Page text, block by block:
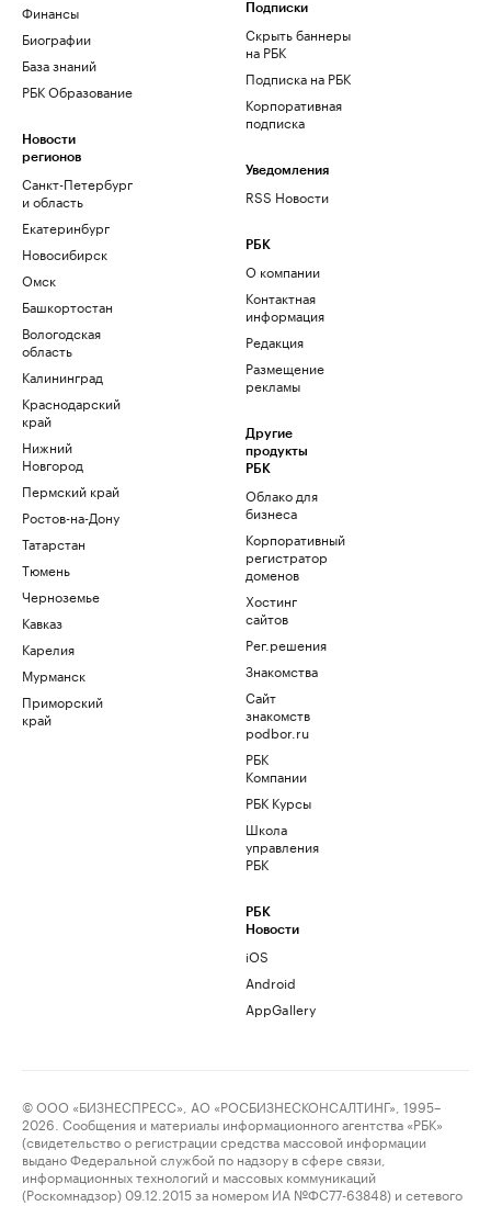
Финансы
Биографии
База знаний
РБК Образование
Новости
регионов
Санкт-Петербург
и область
Екатеринбург
Новосибирск
Омск
Башкортостан
Вологодская
область
Калининград
Краснодарский
край
Нижний
Новгород
Пермский край
Ростов-на-Дону
Татарстан
Тюмень
Черноземье
Кавказ
Карелия
Мурманск
Приморский
край
Подписки
Скрыть баннеры
на РБК
Подписка на РБК
Корпоративная
подписка
Уведомления
RSS Новости
РБК
О компании
Контактная
информация
Редакция
Размещение
рекламы
Другие
продукты
РБК
Облако для
бизнеса
Корпоративный
регистратор
доменов
Хостинг
сайтов
Рег.решения
Знакомства
Сайт
знакомств
podbor.ru
РБК
Компании
РБК Курсы
Школа
управления
РБК
РБК
Новости
iOS
Android
AppGallery
© ООО «БИЗНЕСПРЕСС», АО «РОСБИЗНЕСКОНСАЛТИНГ», 1995–
2026. Сообщения и материалы информационного агентства «РБК»
(свидетельство о регистрации средства массовой информации
выдано Федеральной службой по надзору в сфере связи,
информационных технологий и массовых коммуникаций
(Роскомнадзор) 09.12.2015 за номером ИА №ФС77-63848) и сетевого